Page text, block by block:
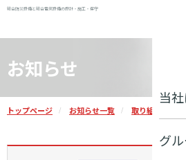
総合防災設備と総合電気設備の設計・施工・保守
当
グ
お知らせ
トップページ お知らせ一覧 取り組み